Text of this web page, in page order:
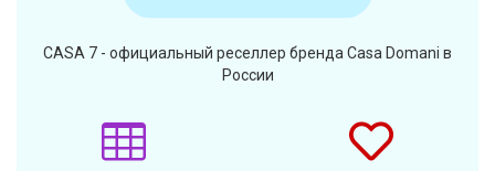
CASA 7 - официальный реселлер бренда Casa Domani в
России